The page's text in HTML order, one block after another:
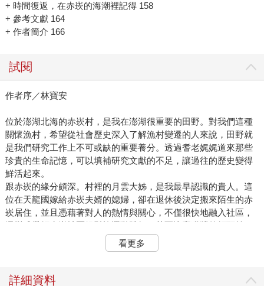
+ 時間復返，在赤崁的海潮裡記得 158
+ 參考文獻 164
+ 作者簡介 166
試閱
作者序／林寶安
位於澎湖北海的赤崁村，是我在澎湖很重要的田野。對我們這種
關懷漁村，希望從社會歷史深入了解漁村變遷的人來說，田野就
是我們研究工作上不可或缺的重要養分。透過耆老娓娓道來那些
珍貴的生命記憶，可以填補研究文獻的不足，讓過往的歷史變得
鮮活起來。
跟赤崁的緣分頗深。村裡的月雲大姊，是我最早認識的貴人。這
位在天龍國嫁給赤崁夫婿的媳婦，卻在退休後決定搬來陌生的赤
崁居住，並且憑藉著對人的熱情與關心，不僅很快地融入社區，
還變成帶領赤崁社區銀髮族運動跳舞、甚至比賽獲獎的領頭羊。
我們後來在赤崁各種計畫之能夠順利執行，找到合適的夥伴跟報
導人，就是依靠月雲大姊的居間牽線。也是從那時候開始結識宋
看更多
詳細資料